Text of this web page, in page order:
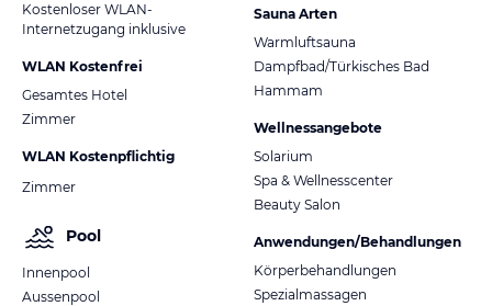
Kostenloser WLAN-
Internetzugang inklusive
WLAN Kostenfrei
Gesamtes Hotel
Zimmer
WLAN Kostenpflichtig
Zimmer
Pool
Innenpool
Aussenpool
Sauna Arten
Warmluftsauna
Dampfbad/Türkisches Bad
Hammam
Wellnessangebote
Solarium
Spa & Wellnesscenter
Beauty Salon
Anwendungen/Behandlungen
Körperbehandlungen
Spezialmassagen